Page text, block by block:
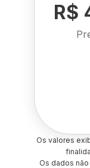
R$
Os valores
Os dados